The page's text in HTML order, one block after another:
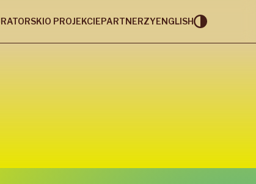
O PROJEKCIEPARTNERZYENGLISH